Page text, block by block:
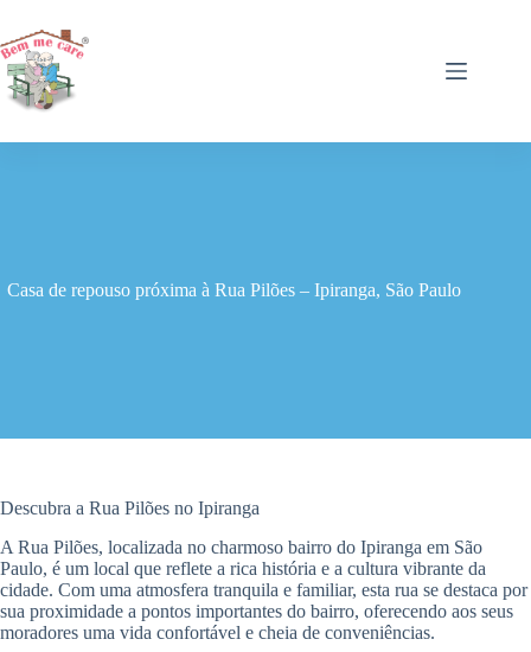
para
o
conteúdo
Casa de repouso próxima à Rua Pilões – Ipiranga, São Paulo
Descubra a Rua Pilões no Ipiranga
A Rua Pilões, localizada no charmoso bairro do Ipiranga em São
Paulo, é um local que reflete a rica história e a cultura vibrante da
cidade. Com uma atmosfera tranquila e familiar, esta rua se destaca por
sua proximidade a pontos importantes do bairro, oferecendo aos seus
moradores uma vida confortável e cheia de conveniências.